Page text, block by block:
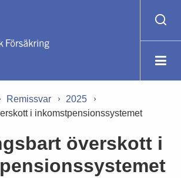
Remissvar
2025
i inkomstpensionssystemet
överskott i